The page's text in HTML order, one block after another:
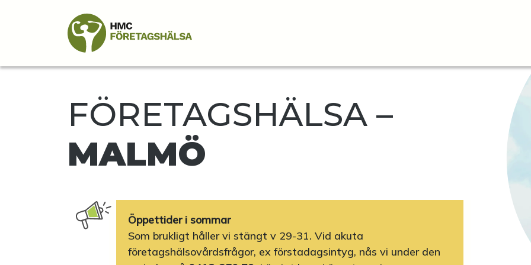
FÖRETAGSHÄLSA –
MALMÖ
Öppettider i sommar
Som brukligt håller vi stängt v 29-31. Vid akuta
företagshälsovårdsfrågor, ex förstadagsintyg, nås vi under den